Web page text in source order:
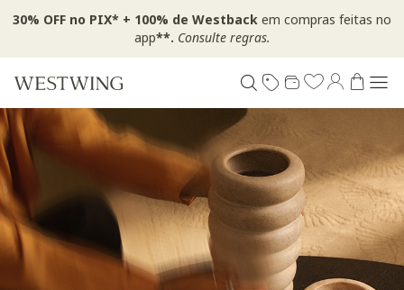
30% OFF no PIX* + 100% de Westback em compras feitas no
app**. Consulte regras.